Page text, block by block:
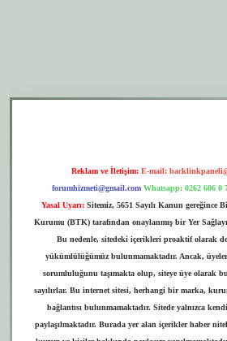
Reklam ve İletişim: E-mail:
forumhizmeti@gmail.com Whatsapp: 0262 606 0
Yasal Uyarı: Sitemiz, 5651 Sayılı Kanun gereğince
Kurumu (BTK) tarafından onaylanmış bir Yer
Bu nedenle, sitedeki içerikleri proaktif olarak
yükümlülüğümüz bulunmamaktadır. Ancak,
sorumluluğunu taşımakta olup, siteye üye olarak
sayılırlar. Bu internet sitesi, herhangi bir marka,
bağlantısı bulunmamaktadır. Sitede yalnızca
paylaşılmaktadır. Burada yer alan içerikler haber